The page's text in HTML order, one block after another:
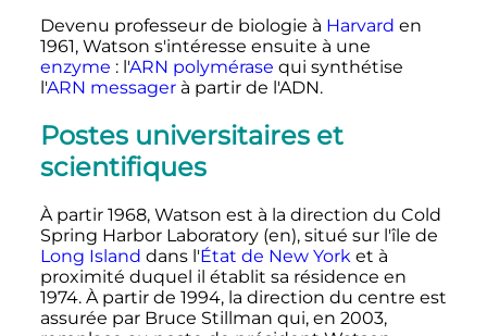
Devenu professeur de biologie à Harvard en
1961, Watson s'intéresse ensuite à une
enzyme : l'ARN polymérase qui synthétise
l'ARN messagerà partir de l'ADN.
Postes universitaires et
scientifiques
À partir 1968, Watson est à la direction du Cold
Spring Harbor Laboratory (en), situé sur l'île de
Long Island dans l'État de New Yorket à
proximité duquel il établit sa résidence en
1974. À partir de 1994, la direction du centre est
assurée par Bruce Stillman qui, en 2003,